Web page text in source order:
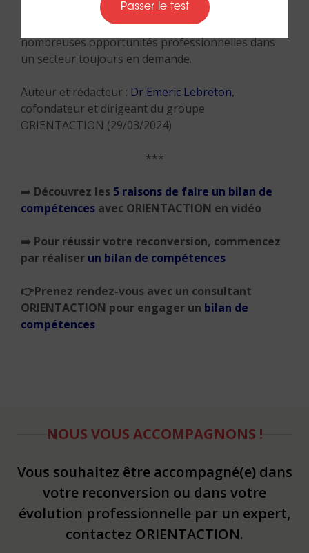
Avec les bonnes formations et une passion pour le
métier, devenir carreleur peut ouvrir la porte à de
nombreuses opportunités professionnelles dans
un secteur toujours en demande.
Auteur et rédacteur : Dr Emeric Lebreton,
cofondateur et dirigeant du groupe
ORIENTACTION (29/03/2024)
***
➡️ Découvrez les 5 raisons de faire un bilan de
compétences avec ORIENTACTION en vidéo
➡️ Pour réussir votre reconversion, commencez
par réaliser un bilan de compétences
👉Prenez rendez-vous avec un consultant
ORIENTACTION pour engager un bilan de
compétences
NOUS VOUS ACCOMPAGNONS !
Vous souhaitez être accompagné(e) dans
votre reconversion ou dans votre
évolution professionnelle par un expert,
contactez ORIENTACTION.
Passer le test